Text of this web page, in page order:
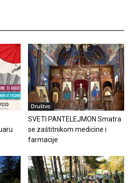
Društvo
SVETI PANTELEJMON Smatra
se zaštitnikom medicine i
farmacije